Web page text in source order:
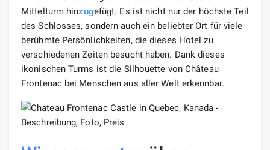
Mittelturm hinzugefügt. Es ist nicht nur der höchste Teil
des Schlosses, sondern auch ein beliebter Ort für viele
berühmte Persönlichkeiten, die dieses Hotel zu
verschiedenen Zeiten besucht haben. Dank dieses
ikonischen Turms ist die Silhouette von Château
Frontenac bei Menschen aus aller Welt erkennbar.